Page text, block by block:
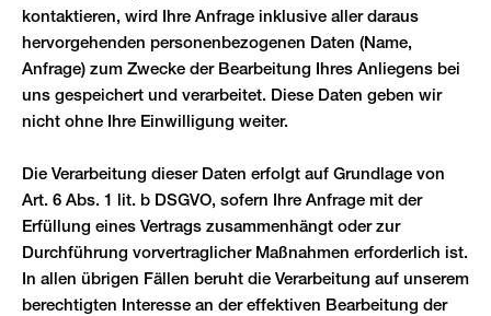
kontaktieren, wird Ihre Anfrage inklusive aller daraus
hervorgehenden personenbezogenen Daten (Name,
Anfrage) zum Zwecke der Bearbeitung Ihres Anliegens bei
uns gespeichert und verarbeitet. Diese Daten geben wir
nicht ohne Ihre Einwilligung weiter.
Die Verarbeitung dieser Daten erfolgt auf Grundlage von
Art. 6 Abs. 1 lit. b DSGVO, sofern Ihre Anfrage mit der
Erfüllung eines Vertrags zusammenhängt oder zur
Durchführung vorvertraglicher Maßnahmen erforderlich ist.
In allen übrigen Fällen beruht die Verarbeitung auf unserem
berechtigten Interesse an der effektiven Bearbeitung der